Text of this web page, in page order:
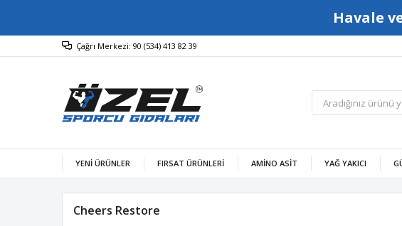
Havale
Çağrı Merkezi: 90 (534) 413 82 39
YENİ ÜRÜNLER FIRSAT ÜRÜNLERİ AMINO ASIT YAĞ YAKICI
Cheers Restore